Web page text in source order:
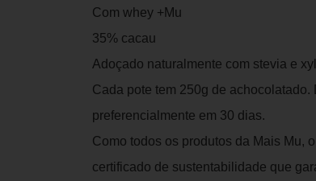
Com whey +Mu
35% cacau
Adoçado naturalmente com stevia e
Cada pote tem 250g de
preferencialmente em 30 dias.
Como todos os produtos da Mais Mu,
certificado de sustentabilidade que